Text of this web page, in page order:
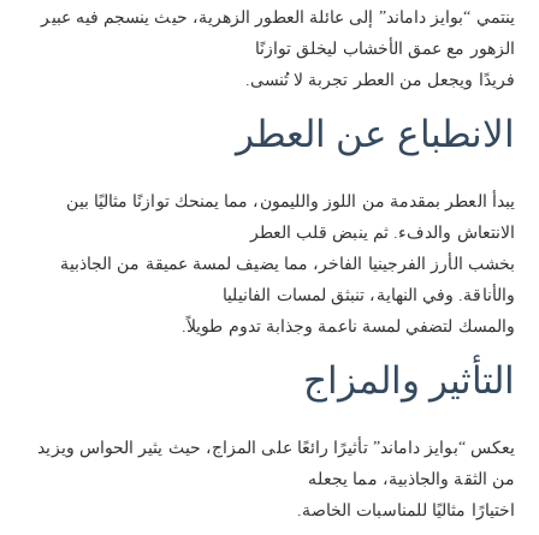
ينتمي “بوايز داماند” إلى عائلة العطور الزهرية، حيث ينسجم فيه عبير
الزهور مع عمق الأخشاب ليخلق توازنًا
فريدًا ويجعل من العطر تجربة لا تُنسى.
الانطباع عن العطر
يبدأ العطر بمقدمة من اللوز والليمون، مما يمنحك توازنًا مثاليًا بين
الانتعاش والدفء. ثم ينبض قلب العطر
بخشب الأرز الفرجينيا الفاخر، مما يضيف لمسة عميقة من الجاذبية
والأناقة. وفي النهاية، تنبثق لمسات الفانيليا
والمسك لتضفي لمسة ناعمة وجذابة تدوم طويلاً.
التأثير والمزاج
يعكس “بوايز داماند” تأثيرًا رائعًا على المزاج، حيث يثير الحواس ويزيد
من الثقة والجاذبية، مما يجعله
اختيارًا مثاليًا للمناسبات الخاصة.